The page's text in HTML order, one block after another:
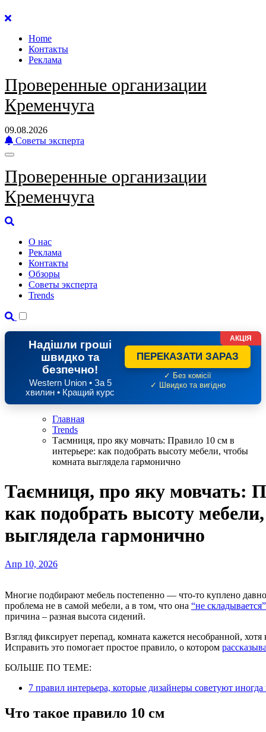
Перейти
содержанию
Home
Контакты
Реклама
Проверенные организации
Кременчуга
09.08.2026
Советы эксперта
Проверенные организации
Кременчуга
О нас
Реклама
Контакты
Обзоры
Советы эксперта
Trends
Надішли гроші
швидко та
безпечно!
Western Union • За 5
хвилин • Кращий курс
ПЕРЕКАЗАТИ ЗАРАЗ
✓ Без комісії
✓ Швидко та вигідно
АКЦІЯ
Главная
Trends
Таємниця, про яку мовчать: Правило 10 см в
интерьере: как подобрать высоту мебели, чтобы
комната выглядела гармонично
Таємниця, про яку мовчать:
как подобрать высоту
выглядела гармонично
Апр 10, 2026
Многие подбирают мебель постепенно — что-то куплено давно, что-то недавно, и стили не всегда совпадают. Обычно
проблема не в самой мебели, а в том, что она “не
причина – разная высота сидений.
Взгляд фиксирует перепад, комната кажется несобранной,
Исправить это помогает простое правило, о котором
БОЛЬШЕ ПО ТЕМЕ:
7 правил интерьера, которые дизайнеры советуют
Что такое правило 10 см